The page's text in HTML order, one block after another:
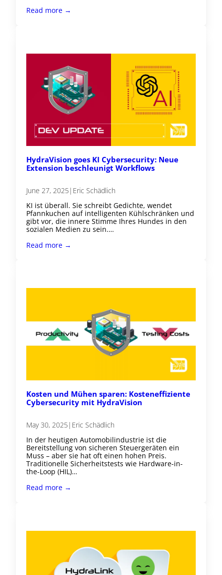
Read more →
HydraVision goes KI Cybersecurity: Neue
Extension beschleunigt Workflows
June 27, 2025 | Eric Schädlich
KI ist überall. Sie schreibt Gedichte, wendet
Pfannkuchen auf intelligenten Kühlschränken und
gibt vor, die innere Stimme Ihres Hundes in den
sozialen Medien zu sein.…
Read more →
Kosten und Mühen sparen: Kosteneffiziente
Cybersecurity mit HydraVision
May 30, 2025 | Eric Schädlich
In der heutigen Automobilindustrie ist die
Bereitstellung von sicheren Steuergeräten ein
Muss – aber sie hat oft einen hohen Preis.
Traditionelle Sicherheitstests wie Hardware-in-
the-Loop (HIL)…
Read more →